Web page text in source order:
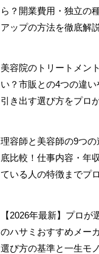
ら？開業費用・独立の
アップの方法を徹底解説
美容院のトリートメン
い？市販との4つの違い
引き出す選び方をプロ
理容師と美容師の9つの
底比較！仕事内容・年
ている人の特徴までプ
【2026年最新】プロが
のハサミおすすめメー
選び方の基準と一生モ